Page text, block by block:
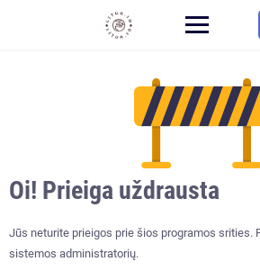
Oi! Prieiga uždrausta
Jūs neturite prieigos prie šios programos srities.
sistemos administratorių.